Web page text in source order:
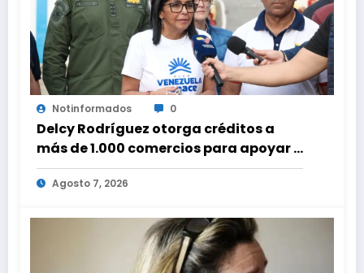
Notinformados 0
Delcy Rodríguez otorga créditos a
más de 1.000 comercios para apoyar a
los emprendedores afectados por los
terremotos
Agosto 7, 2026